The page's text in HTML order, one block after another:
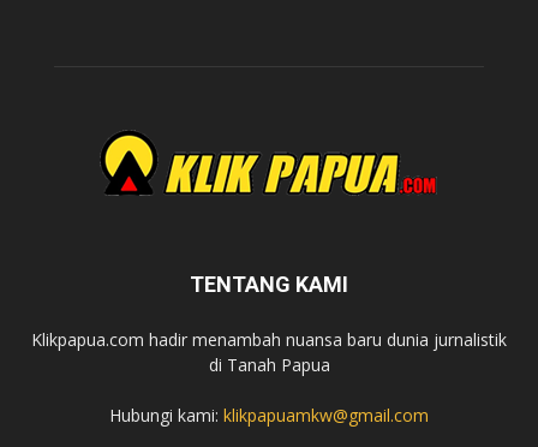
TENTANG KAMI
Klikpapua.com hadir menambah nuansa baru dunia jurnalistik
di Tanah Papua
Hubungi kami: klikpapuamkw@gmail.com